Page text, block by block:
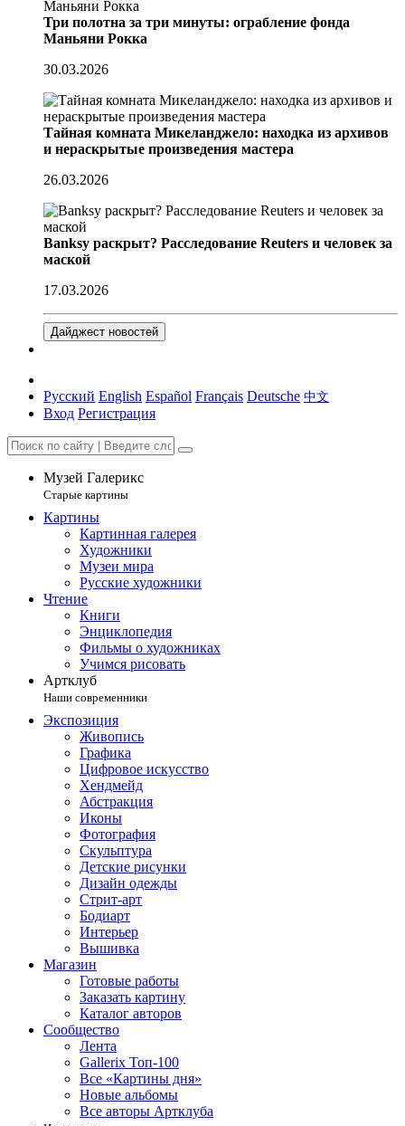
Три полотна за три минуты: ограбление фонда
Маньяни Рокка
30.03.2026
Тайная комната Микеланджело: находка из архивов
и нераскрытые произведения мастера
26.03.2026
Banksy раскрыт? Расследование Reuters и человек за
маской
17.03.2026
Дайджест новостей
Русский English Español Français Deutsche 中文
Вход Регистрация
Музей Галерикс
Старые картины
Картины
Картинная галерея
Художники
Музеи мира
Русские художники
Чтение
Книги
Энциклопедия
Фильмы о художниках
Учимся рисовать
Артклуб
Наши современники
Экспозиция
Живопись
Графика
Цифровое искусство
Хендмейд
Абстракция
Иконы
Фотография
Скульптура
Детские рисунки
Дизайн одежды
Стрит-арт
Бодиарт
Интерьер
Вышивка
Магазин
Готовые работы
Заказать картину
Каталог авторов
Сообщество
Лента
Gallerix Топ-100
Все «Картины дня»
Новые альбомы
Все авторы Артклуба